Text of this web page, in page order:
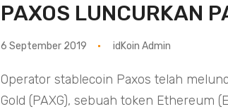
PAXOS LUNCURKAN
6 September 2019 idKoin Admin
Operator stablecoin Paxos telah
Gold (PAXG), sebuah token Ethereum